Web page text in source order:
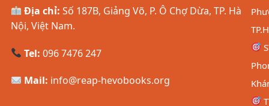
Địa chỉ: Số 187B, Giảng Võ, P. Ô Chợ Dừa, TP. Hà
Nội, Việt Nam.
Tel: 096 7476 247
Mail: info@reap-hevobooks.org